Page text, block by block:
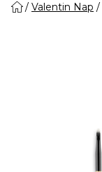
Valentin Nap